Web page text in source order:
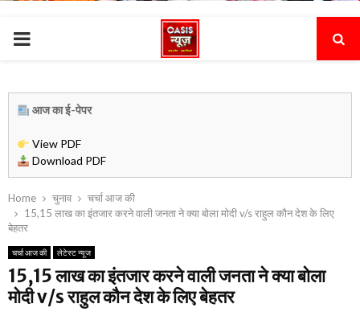
PRIMARY
Home चुनाव
चर्चा आज की
15,15 लाख का इंतजार करने वाली जनता ने क्या बोला मोदी v/s राहुल कौन देश के लिए
बेहतर
चर्चा आज की लेटेस्ट न्यूज
15,15 लाख का इंतजार करने वाली जनता ने क्या बोला
मोदी v/s राहुल कौन देश के लिए बेहतर
आज का ई-पेपर
View PDF
Download PDF